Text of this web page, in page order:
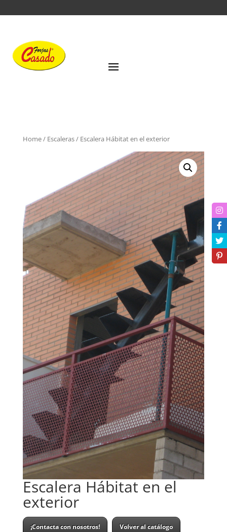
Home/ Escaleras/ Escalera Hábitat en el exterior
Escalera Hábitat en el
exterior
¡Contacta con nosotros! Volver al catálogo